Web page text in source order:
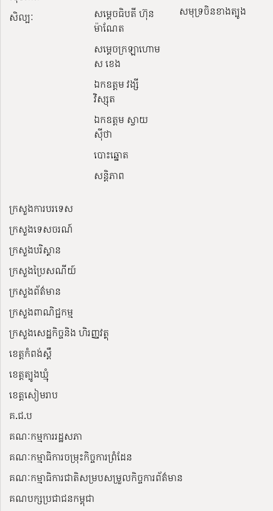
សិល្បៈ
សម្ដេចធិបតី ហ៊ុន
ម៉ាណែត
សម្ដេចក្រឡាហោម
ស ខេង
ឯកឧត្តម វង្សី
វិស្សុត
ឯកឧត្តម ស្វាយ
ស៊ីថា
បោះឆ្នោត
សន្តិភាព
សមុទ្រចិនខាងត្បូង
ក្រសួងការបរទេស
ក្រសួងទេសចរណ៍
ក្រសួងបរិស្ថាន
ក្រសួងប្រៃសណីយ៍
ក្រសួងព័ត៌មាន
ក្រសួងពាណិជ្ជកម្ម
ក្រសួងសេដ្ឋកិច្ចនិង ហិរញ្ញវត្ថុ
ខេត្តកំពង់ស្ពឺ
ខេត្តត្បូងឃ្មុំ
ខេត្តសៀមរាប
គ.ជ.ប
គណៈកម្មការរដ្ឋសភា
គណៈកម្មាធិការចម្រុះកិច្ចការព្រំដែន
គណៈកម្មាធិការជាតិសម្របសម្រួលកិច្ចការព័ត៌មាន
គណបក្សប្រជាជនកម្ពុជា